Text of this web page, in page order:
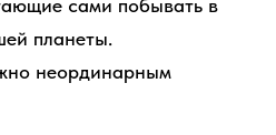
сами побывать в
планеты.
неординарным